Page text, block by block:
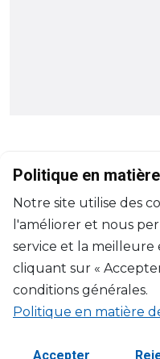
H:
Politique en
Notre site utilise des
l'améliorer et nous
service et la meilleure
cliquant sur «
conditions générales.
Politique en matière
Accepter